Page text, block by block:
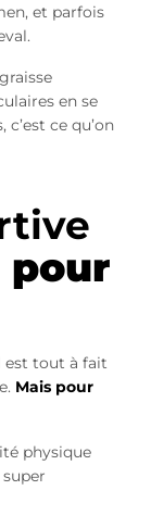
et parfois
en se
ce qu’on
pour
est tout à fait
Mais pour
physique